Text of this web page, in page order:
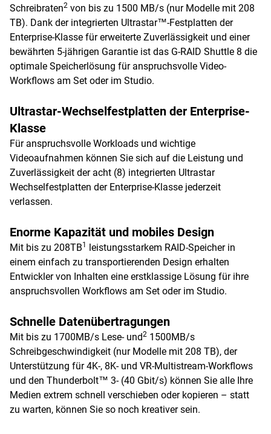
Schreibraten2 von bis zu 1500 MB/s (nur Modelle mit 208
TB). Dank der integrierten Ultrastar™-Festplatten der
Enterprise-Klasse für erweiterte Zuverlässigkeit und einer
bewährten 5-jährigen Garantie ist das G-RAID Shuttle 8 die
optimale Speicherlösung für anspruchsvolle Video-
Workflows am Set oder im Studio.
Ultrastar-Wechselfestplatten der Enterprise-
Klasse
Für anspruchsvolle Workloads und wichtige
Videoaufnahmen können Sie sich auf die Leistung und
Zuverlässigkeit der acht (8) integrierten Ultrastar
Wechselfestplatten der Enterprise-Klasse jederzeit
verlassen.
Enorme Kapazität und mobiles Design
Mit bis zu 208TB1
leistungsstarkem RAID-Speicher in
einem einfach zu transportierenden Design erhalten
Entwickler von Inhalten eine erstklassige Lösung für ihre
anspruchsvollen Workflows am Set oder im Studio.
Schnelle Datenübertragungen
Mit bis zu 1700MB/s Lese- und2 1500MB/s
Schreibgeschwindigkeit (nur Modelle mit 208 TB), der
Unterstützung für 4K-, 8K- und VR-Multistream-Workflows
und den Thunderbolt™ 3- (40 Gbit/s) können Sie alle Ihre
Medien extrem schnell verschieben oder kopieren – statt
zu warten, können Sie so noch kreativer sein.